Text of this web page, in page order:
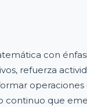
con
refuerza
continuo que